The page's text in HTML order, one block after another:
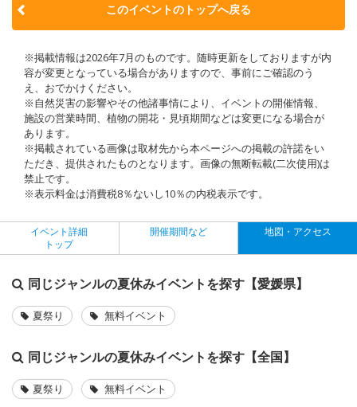
このイベントのトップへ戻る
※掲載情報は2026年7月のものです。随時更新をしておりますが内
容が変更となっている場合がありますので、事前にご確認のう
え、おでかけください。
※自然災害の影響やその他諸事情により、イベントの開催情報、
施設の営業時間、植物の開花・見頃期間などは変更になる場合が
あります。
※掲載されている画像は取材先から本ページへの掲載の許諾をい
ただき、提供されたものとなります。画像の無断転載(二次使用)は
禁止です。
※表示料金は消費税8％ないし10％の内税表示です。
イベント詳細
トップ
開催期間など 地図・アクセス
同じジャンルの夏休みイベントを探す【愛媛県】
夏祭り 無料イベント
同じジャンルの夏休みイベントを探す【全国】
夏祭り 無料イベント